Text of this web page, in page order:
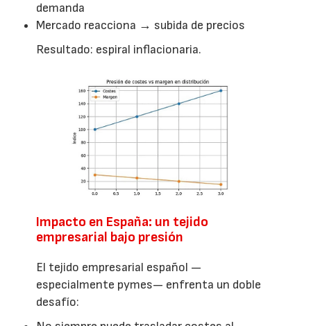
demanda
Mercado reacciona → subida de precios
Resultado: espiral inflacionaria.
Impacto en España: un tejido
empresarial bajo presión
El tejido empresarial español —
especialmente pymes— enfrenta un doble
desafío: